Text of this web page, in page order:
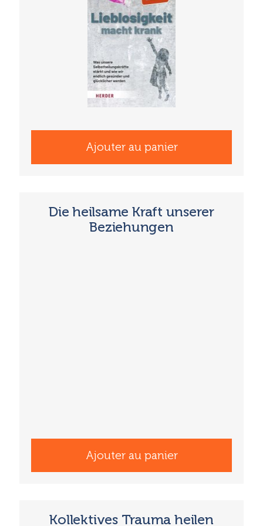
Ajouter au panier
Die heilsame Kraft unserer
Beziehungen
Ajouter au panier
Kollektives Trauma heilen